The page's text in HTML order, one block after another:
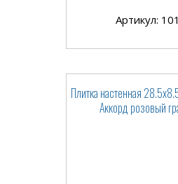
Артикул:
Плитка настенная
Аккорд розовый